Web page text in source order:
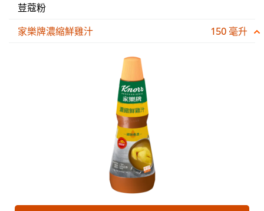
荳蔻粉
家樂牌濃縮鮮雞汁
150 毫升